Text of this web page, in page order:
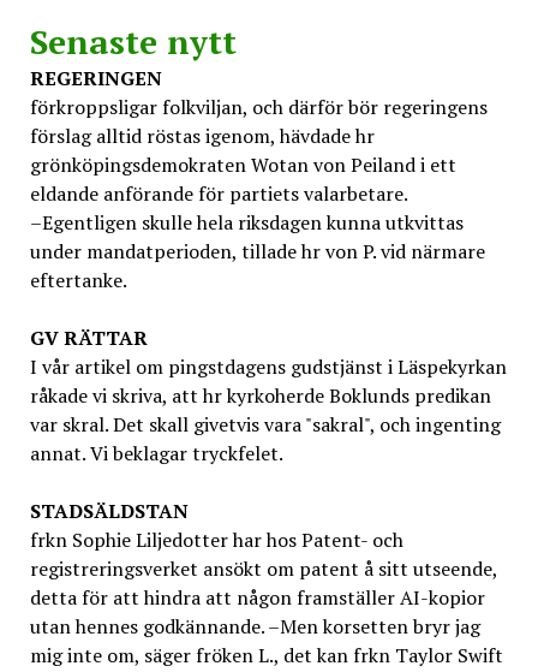
Senaste nytt
REGERINGEN
förkroppsligar folkviljan, och därför bör regeringens
förslag alltid röstas igenom, hävdade hr
grönköpingsdemokraten Wotan von Peiland i ett
eldande anförande för partiets valarbetare.
–Egentligen skulle hela riksdagen kunna utkvittas
under mandatperioden, tillade hr von P. vid närmare
eftertanke.
GVRÄTTAR
I vår artikel om pingstdagens gudstjänst i Läspekyrkan
råkade vi skriva, att hr kyrkoherde Boklunds predikan
var skral. Det skall givetvis vara "sakral", och ingenting
annat. Vi beklagar tryckfelet.
STADSÄLDSTAN
frkn Sophie Liljedotter har hos Patent- och
registreringsverket ansökt om patent å sitt utseende,
detta för att hindra att någon framställer AI-kopior
utan hennes godkännande. –Men korsetten bryr jag
mig inte om, säger fröken L., det kan frkn Taylor Swift